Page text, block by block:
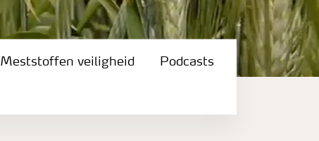
Meststoffen veiligheid Podcasts